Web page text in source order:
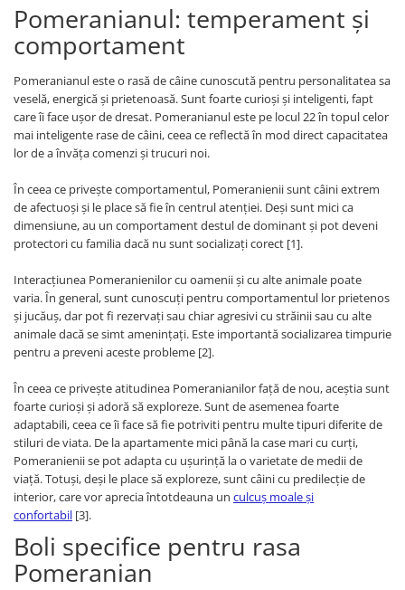
Pomeranianul: temperament și
comportament
Pomeranianul este o rasă de câine cunoscută pentru personalitatea sa
veselă, energică și prietenoasă. Sunt foarte curioși și inteligenti, fapt
care îi face ușor de dresat. Pomeranianul este pe locul 22 în topul celor
mai inteligente rase de câini, ceea ce reflectă în mod direct capacitatea
lor de a învăța comenzi și trucuri noi.
În ceea ce privește comportamentul, Pomeranienii sunt câini extrem
de afectuoși și le place să fie în centrul atenției. Deși sunt mici ca
dimensiune, au un comportament destul de dominant și pot deveni
protectori cu familia dacă nu sunt socializați corect [1].
Interacțiunea Pomeranienilor cu oamenii și cu alte animale poate
varia. În general, sunt cunoscuți pentru comportamentul lor prietenos
și jucăuș, dar pot fi rezervați sau chiar agresivi cu străinii sau cu alte
animale dacă se simt amenințați. Este importantă socializarea timpurie
pentru a preveni aceste probleme [2].
În ceea ce privește atitudinea Pomeranianilor față de nou, aceștia sunt
foarte curioși și adoră să exploreze. Sunt de asemenea foarte
adaptabili, ceea ce îi face să fie potriviti pentru multe tipuri diferite de
stiluri de viata. De la apartamente mici până la case mari cu curți,
Pomeranienii se pot adapta cu ușurință la o varietate de medii de
viață. Totuși, deși le place să exploreze, sunt câini cu predilecție de
interior, care vor aprecia întotdeauna un culcuș moale și
confortabil [3].
Boli specifice pentru rasa
Pomeranian